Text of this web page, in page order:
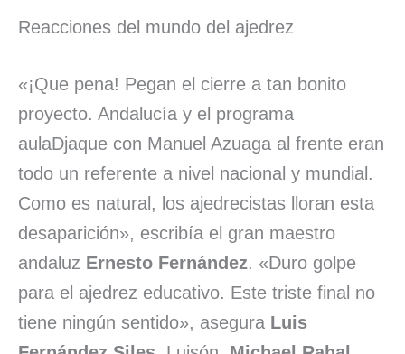
Reacciones del mundo del ajedrez
«¡Que pena! Pegan el cierre a tan bonito
proyecto. Andalucía y el programa
aulaDjaque con Manuel Azuaga al frente eran
todo un referente a nivel nacional y mundial.
Como es natural, los ajedrecistas lloran esta
desaparición», escribía el gran maestro
andaluz Ernesto Fernández. «Duro golpe
para el ajedrez educativo. Este triste final no
tiene ningún sentido», asegura Luis